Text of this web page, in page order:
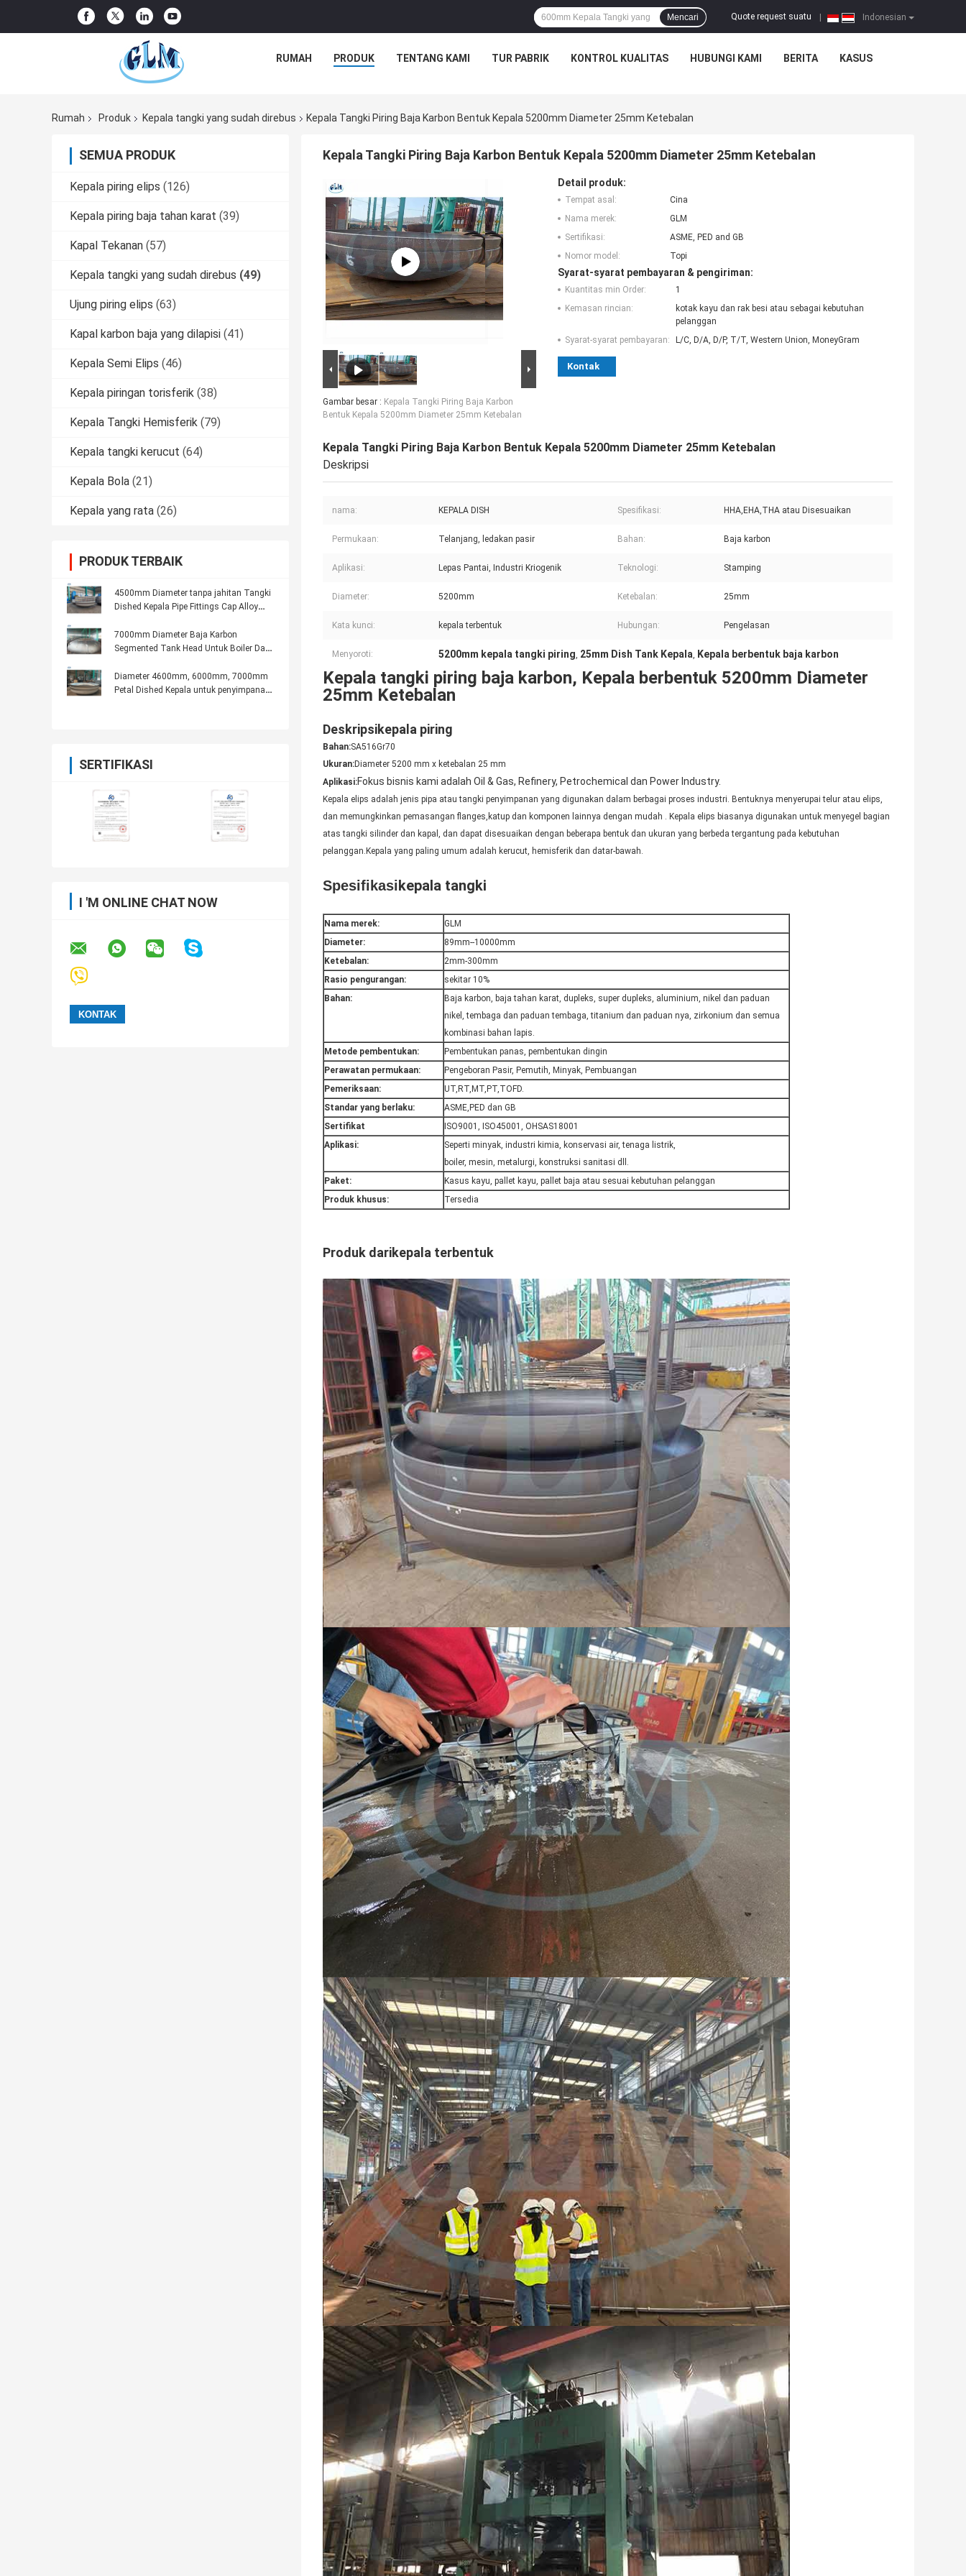
Indonesian
Quote request suatu
Mencari
RUMAH PRODUK TENTANG KAMI TUR PABRIK KONTROL KUALITAS HUBUNGI KAMI BERITA KASUS
Rumah Produk Kepala tangki yang sudah direbus Kepala Tangki Piring Baja Karbon Bentuk Kepala 5200mm Diameter 25mm Ketebalan
SEMUA PRODUK
Kepala piring elips (126)
Kepala piring baja tahan karat (39)
Kapal Tekanan (57)
Kepala tangki yang sudah direbus (49)
Ujung piring elips (63)
Kapal karbon baja yang dilapisi (41)
Kepala Semi Elips (46)
Kepala piringan torisferik (38)
Kepala Tangki Hemisferik (79)
Kepala tangki kerucut (64)
Kepala Bola (21)
Kepala yang rata (26)
PRODUK TERBAIK
4500mm Diameter tanpa jahitan Tangki
Dished Kepala Pipe Fittings Cap Alloy
7000mm Diameter Baja Karbon
Segmented Tank Head Untuk Boiler Dan
Diameter 4600mm, 6000mm, 7000mm
Petal Dished Kepala untuk penyimpanan
SERTIFIKASI
I 'M ONLINE CHAT NOW
Kepala Tangki Piring Baja Karbon Bentuk Kepala 5200mm Diameter 25mm Ketebalan
Gambar besar : Kepala Tangki Piring Baja Karbon
Bentuk Kepala 5200mm Diameter 25mm Ketebalan
Detail produk:
Tempat asal:
Cina
Nama merek:
GLM
Sertifikasi:
ASME, PED and GB
Nomor model:
Topi
Syarat-syarat pembayaran & pengiriman:
Kuantitas min Order:
1
Kemasan rincian:
kotak kayu dan rak besi atau sebagai kebutuhan
pelanggan
Syarat-syarat pembayaran:
L/C, D/A, D/P, T/T, Western Union, MoneyGram
Kontak
Kepala Tangki Piring Baja Karbon Bentuk Kepala 5200mm Diameter 25mm Ketebalan
Deskripsi
nama: KEPALA DISH Spesifikasi: HHA,EHA,THA atau Disesuaikan
Permukaan: Telanjang, ledakan pasir Bahan: Baja karbon
Aplikasi: Lepas Pantai, Industri Kriogenik Teknologi: Stamping
Diameter: 5200mm Ketebalan: 25mm
Kata kunci: kepala terbentuk Hubungan: Pengelasan
Menyoroti: 5200mm kepala tangki piring, 25mm Dish Tank Kepala, Kepala berbentuk baja karbon
Kepala tangki piring baja karbon, Kepala berbentuk 5200mm Diameter
25mm Ketebalan
Deskripsikepala piring
Bahan:SA516Gr70
Ukuran:Diameter 5200 mm x ketebalan 25 mm
Aplikasi:Fokus bisnis kami adalah Oil & Gas, Refinery, Petrochemical dan Power Industry.
Kepala elips adalah jenis pipa atau tangki penyimpanan yang digunakan dalam berbagai proses industri. Bentuknya menyerupai telur atau elips,
dan memungkinkan pemasangan flanges,katup dan komponen lainnya dengan mudah . Kepala elips biasanya digunakan untuk menyegel bagian
atas tangki silinder dan kapal, dan dapat disesuaikan dengan beberapa bentuk dan ukuran yang berbeda tergantung pada kebutuhan
pelanggan.Kepala yang paling umum adalah kerucut, hemisferik dan datar-bawah.
Spesifikasikepala tangki
Nama merek:
GLM
Diameter:
89mm--10000mm
Ketebalan:
2mm-300mm
Rasio pengurangan:
sekitar 10%
Bahan:
Baja karbon, baja tahan karat, dupleks, super dupleks, aluminium, nikel dan paduan
nikel, tembaga dan paduan tembaga, titanium dan paduan nya, zirkonium dan semua
kombinasi bahan lapis.
Metode pembentukan:
Pembentukan panas, pembentukan dingin
Perawatan permukaan:
Pengeboran Pasir, Pemutih, Minyak, Pembuangan
Pemeriksaan:
UT,RT,MT,PT,TOFD.
Standar yang berlaku:
ASME,PED dan GB
Sertifikat
ISO9001, ISO45001, OHSAS18001
Aplikasi:
Seperti minyak, industri kimia, konservasi air, tenaga listrik,
boiler, mesin, metalurgi, konstruksi sanitasi dll.
Paket:
Kasus kayu, pallet kayu, pallet baja atau sesuai kebutuhan pelanggan
Produk khusus:
Tersedia
Produk darikepala terbentuk